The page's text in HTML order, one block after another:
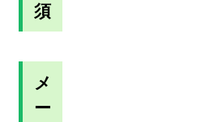
須
メ
ー